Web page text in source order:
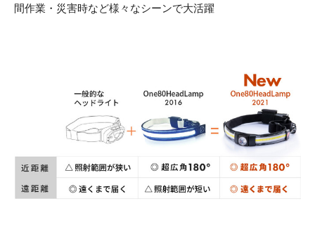
間作業・災害時など様々なシーンで大活躍